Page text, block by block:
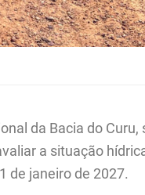
da Bacia do Curu,
a situação
de janeiro de 2027.